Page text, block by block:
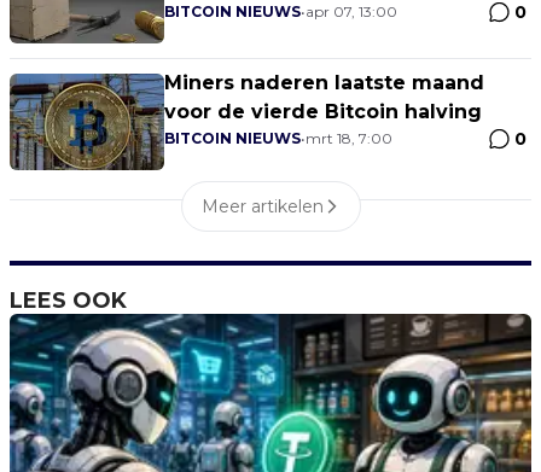
BITCOIN NIEUWS•apr 07, 13:00 0
Miners naderen laatste maand
voor de vierde Bitcoin halving
BITCOIN NIEUWS•mrt 18, 7:00 0
Meer artikelen
LEES OOK